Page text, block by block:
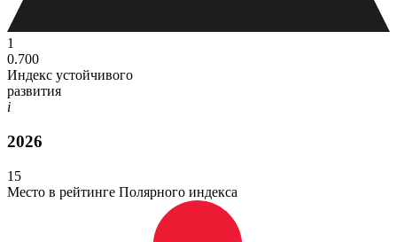
1
0.700
Индекс устойчивого
развития
i
2026
15
Место в рейтинге Полярного индекса